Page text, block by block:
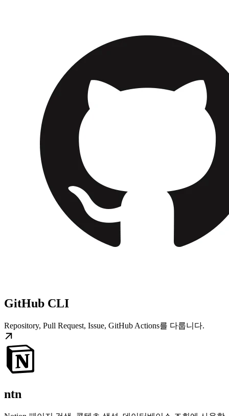
GitHub CLI
Repository, Pull Request, Issue, GitHub Actions를 다룹니다.
ntn